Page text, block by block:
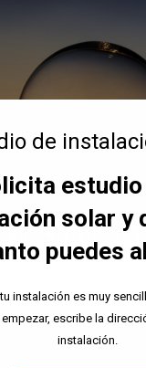
la electricidad
de
estudio
solar y
puedes
instalación es muy
escribe la
instalación.